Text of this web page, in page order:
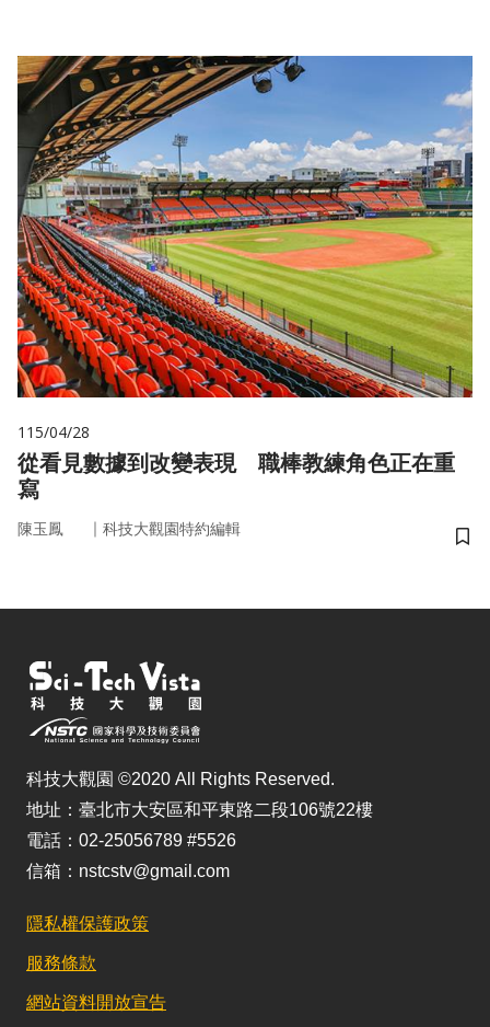
115/04/28
從看見數據到改變表現 職棒教練角色正在重
寫
陳玉鳳 ｜ 科技大觀園特約編輯
儲
科技大觀園 ©2020 All Rights Reserved.
地址：臺北市大安區和平東路二段106號22樓
電話：02-25056789 #5526
信箱：nstcstv@gmail.com
隱私權保護政策
服務條款
網站資料開放宣告